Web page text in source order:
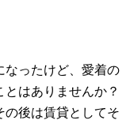
なったけど、愛着の
はありませんか？
の後は賃貸としてそ